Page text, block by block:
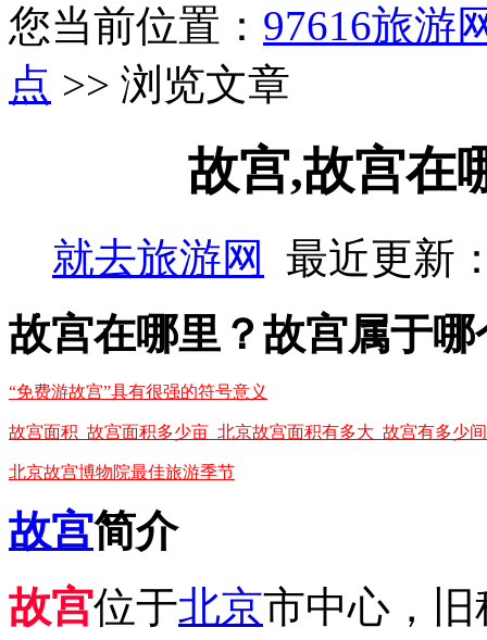
您当前位置： 97616旅游
点 >> 浏览文章
故宫,故宫在
就去旅游网
最近更新
故宫在哪里？故宫属于
“免费游故宫”具有很强的符号意义
故宫面积_故宫面积多少亩_北京故宫面积有多大_故宫有多少
北京故宫博物院最佳旅游季节
故宫简介
故宫位于北京市中心，旧